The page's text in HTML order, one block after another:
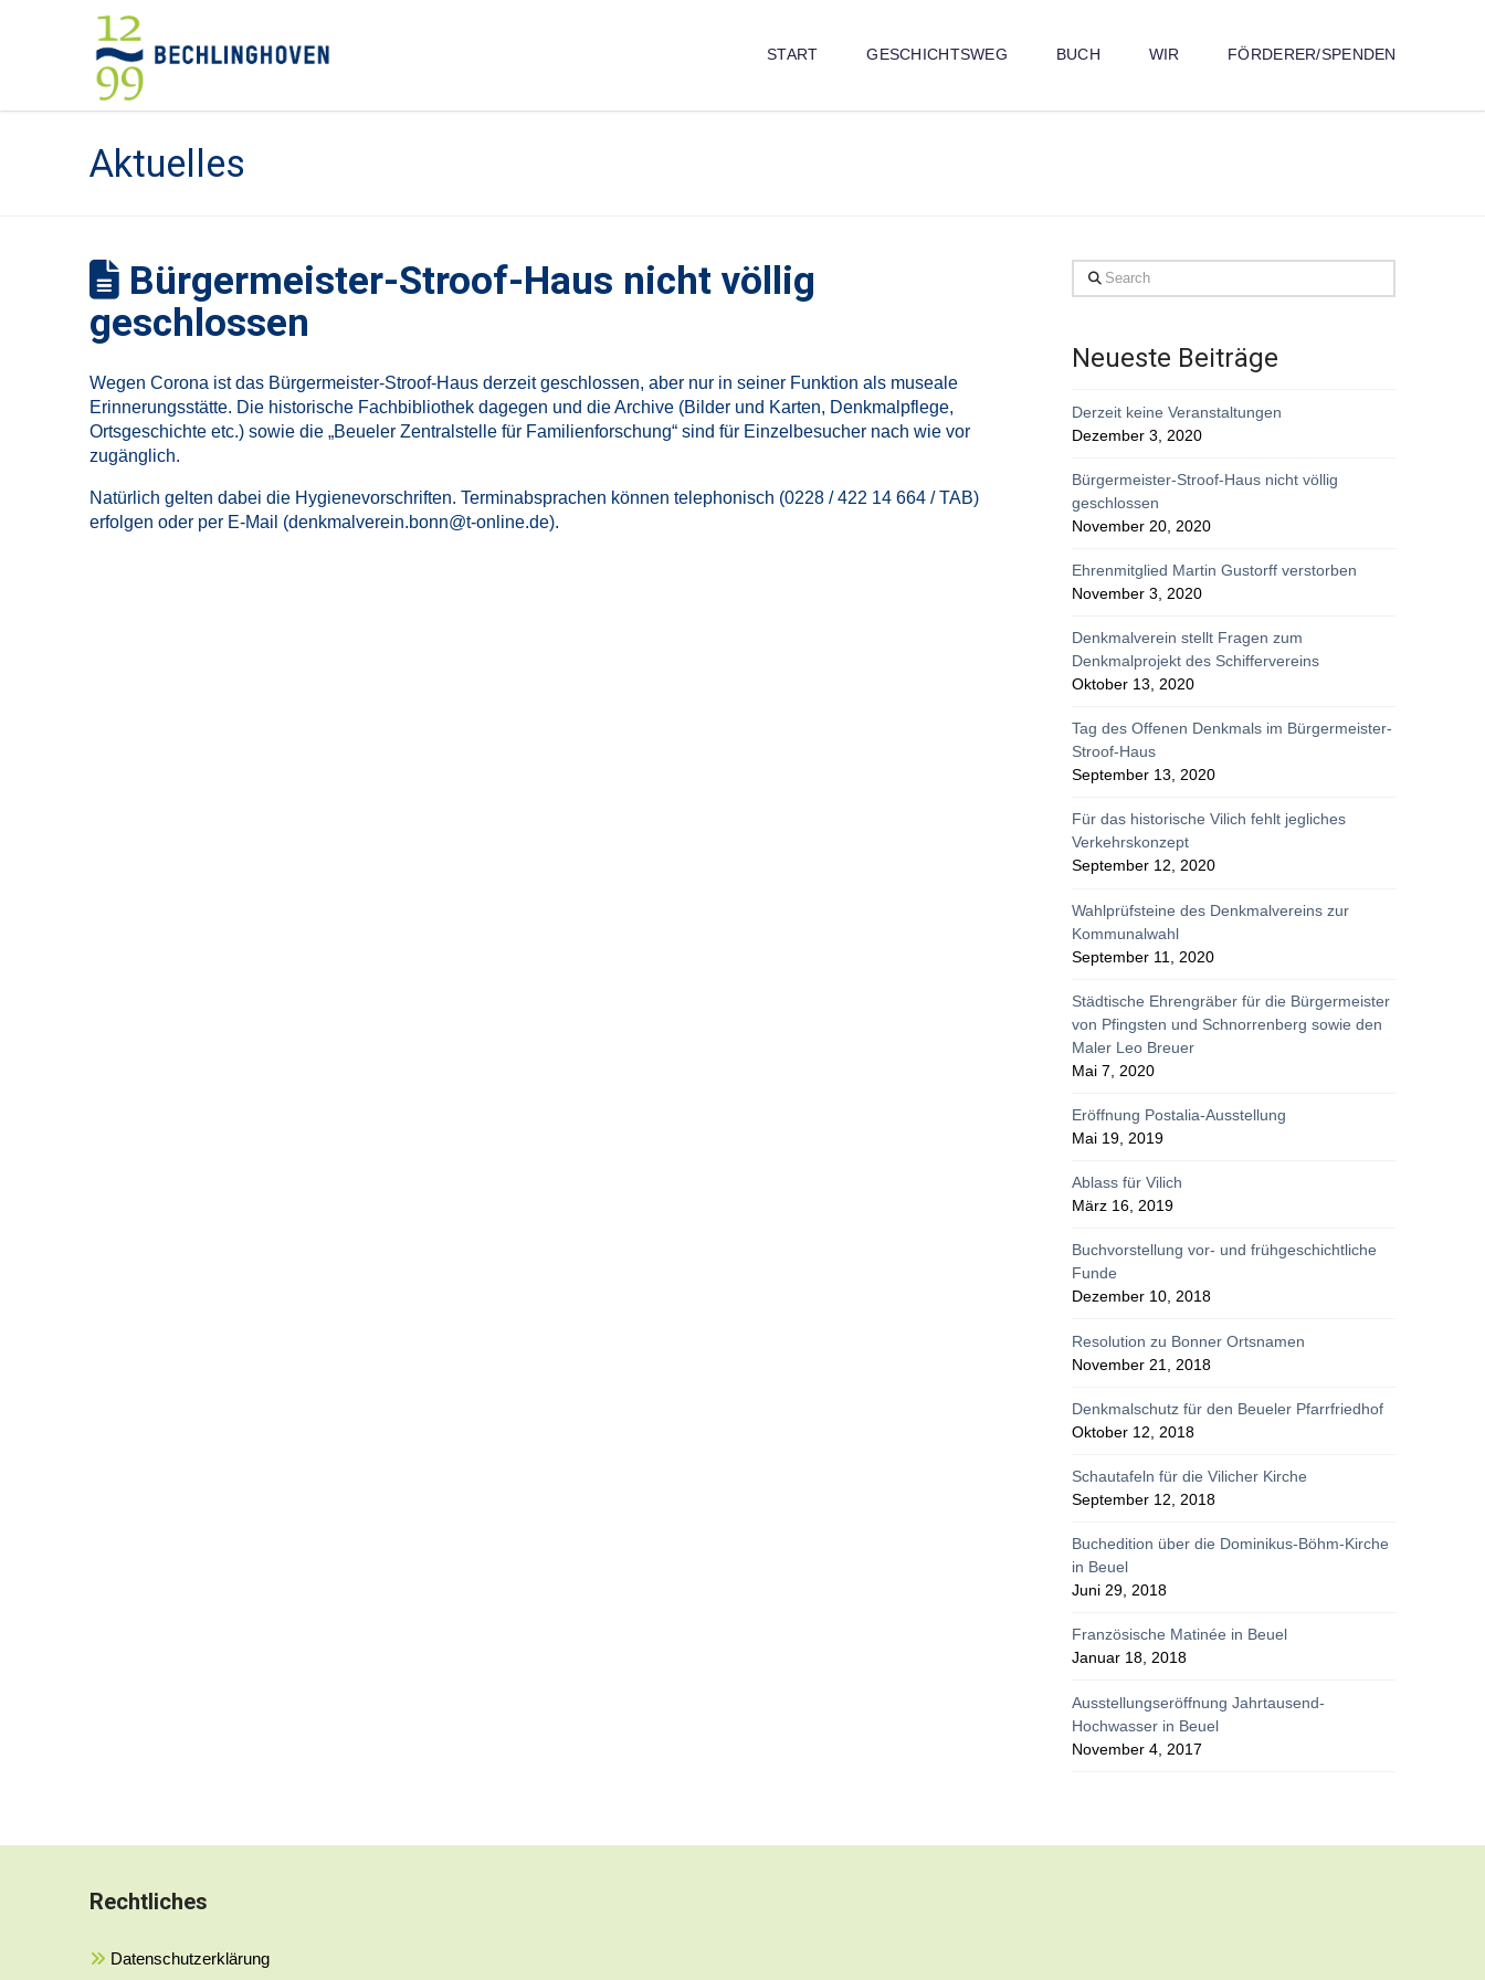
START GESCHICHTSWEG BUCH WIR FÖRDERER/SPENDEN
Aktuelles
Bürgermeister-Stroof-Haus nicht völlig
geschlossen
Wegen Corona ist das Bürgermeister-Stroof-Haus derzeit geschlossen, aber nur in seiner Funktion als museale
Erinnerungsstätte. Die historische Fachbibliothek dagegen und die Archive (Bilder und Karten, Denkmalpflege,
Ortsgeschichte etc.) sowie die „Beueler Zentralstelle für Familienforschung“ sind für Einzelbesucher nach wie vor
zugänglich.
Natürlich gelten dabei die Hygienevorschriften. Terminabsprachen können telephonisch (0228 / 422 14 664 / TAB)
erfolgen oder per E-Mail (denkmalverein.bonn@t-online.de).
Search
Neueste Beiträge
Derzeit keine Veranstaltungen
Dezember 3, 2020
Bürgermeister-Stroof-Haus nicht völlig
geschlossen
November 20, 2020
Ehrenmitglied Martin Gustorff verstorben
November 3, 2020
Denkmalverein stellt Fragen zum
Denkmalprojekt des Schiffervereins
Oktober 13, 2020
Tag des Offenen Denkmals im Bürgermeister-
Stroof-Haus
September 13, 2020
Für das historische Vilich fehlt jegliches
Verkehrskonzept
September 12, 2020
Wahlprüfsteine des Denkmalvereins zur
Kommunalwahl
September 11, 2020
Städtische Ehrengräber für die Bürgermeister
von Pfingsten und Schnorrenberg sowie den
Maler Leo Breuer
Mai 7, 2020
Eröffnung Postalia-Ausstellung
Mai 19, 2019
Ablass für Vilich
März 16, 2019
Buchvorstellung vor- und frühgeschichtliche
Funde
Dezember 10, 2018
Resolution zu Bonner Ortsnamen
November 21, 2018
Denkmalschutz für den Beueler Pfarrfriedhof
Oktober 12, 2018
Schautafeln für die Vilicher Kirche
September 12, 2018
Buchedition über die Dominikus-Böhm-Kirche
in Beuel
Juni 29, 2018
Französische Matinée in Beuel
Januar 18, 2018
Ausstellungseröffnung Jahrtausend-
Hochwasser in Beuel
November 4, 2017
Rechtliches
Datenschutzerklärung